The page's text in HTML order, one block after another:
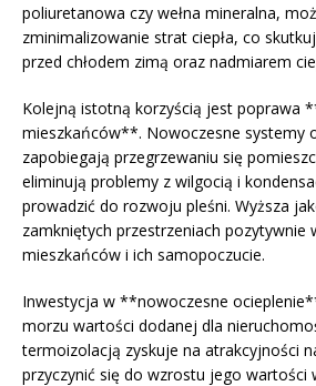
poliuretanowa czy wełna mineralna,
zminimalizowanie strat ciepła, co
przed chłodem zimą oraz nadmiarem
Kolejną istotną korzyścią jest poprawa
mieszkańców**. Nowoczesne systemy
zapobiegają przegrzewaniu się
eliminują problemy z wilgocią i
prowadzić do rozwoju pleśni. Wyższa
zamkniętych przestrzeniach pozytywnie
mieszkańców i ich samopoczucie.
Inwestycja w **nowoczesne
morzu wartości dodanej dla
termoizolacją zyskuje na atrakcyjności
przyczynić się do wzrostu jego wartości